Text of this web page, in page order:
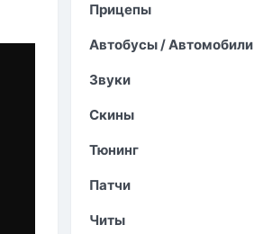
Прицепы
Автобусы / Автомобили
Звуки
Скины
Тюнинг
Патчи
Читы